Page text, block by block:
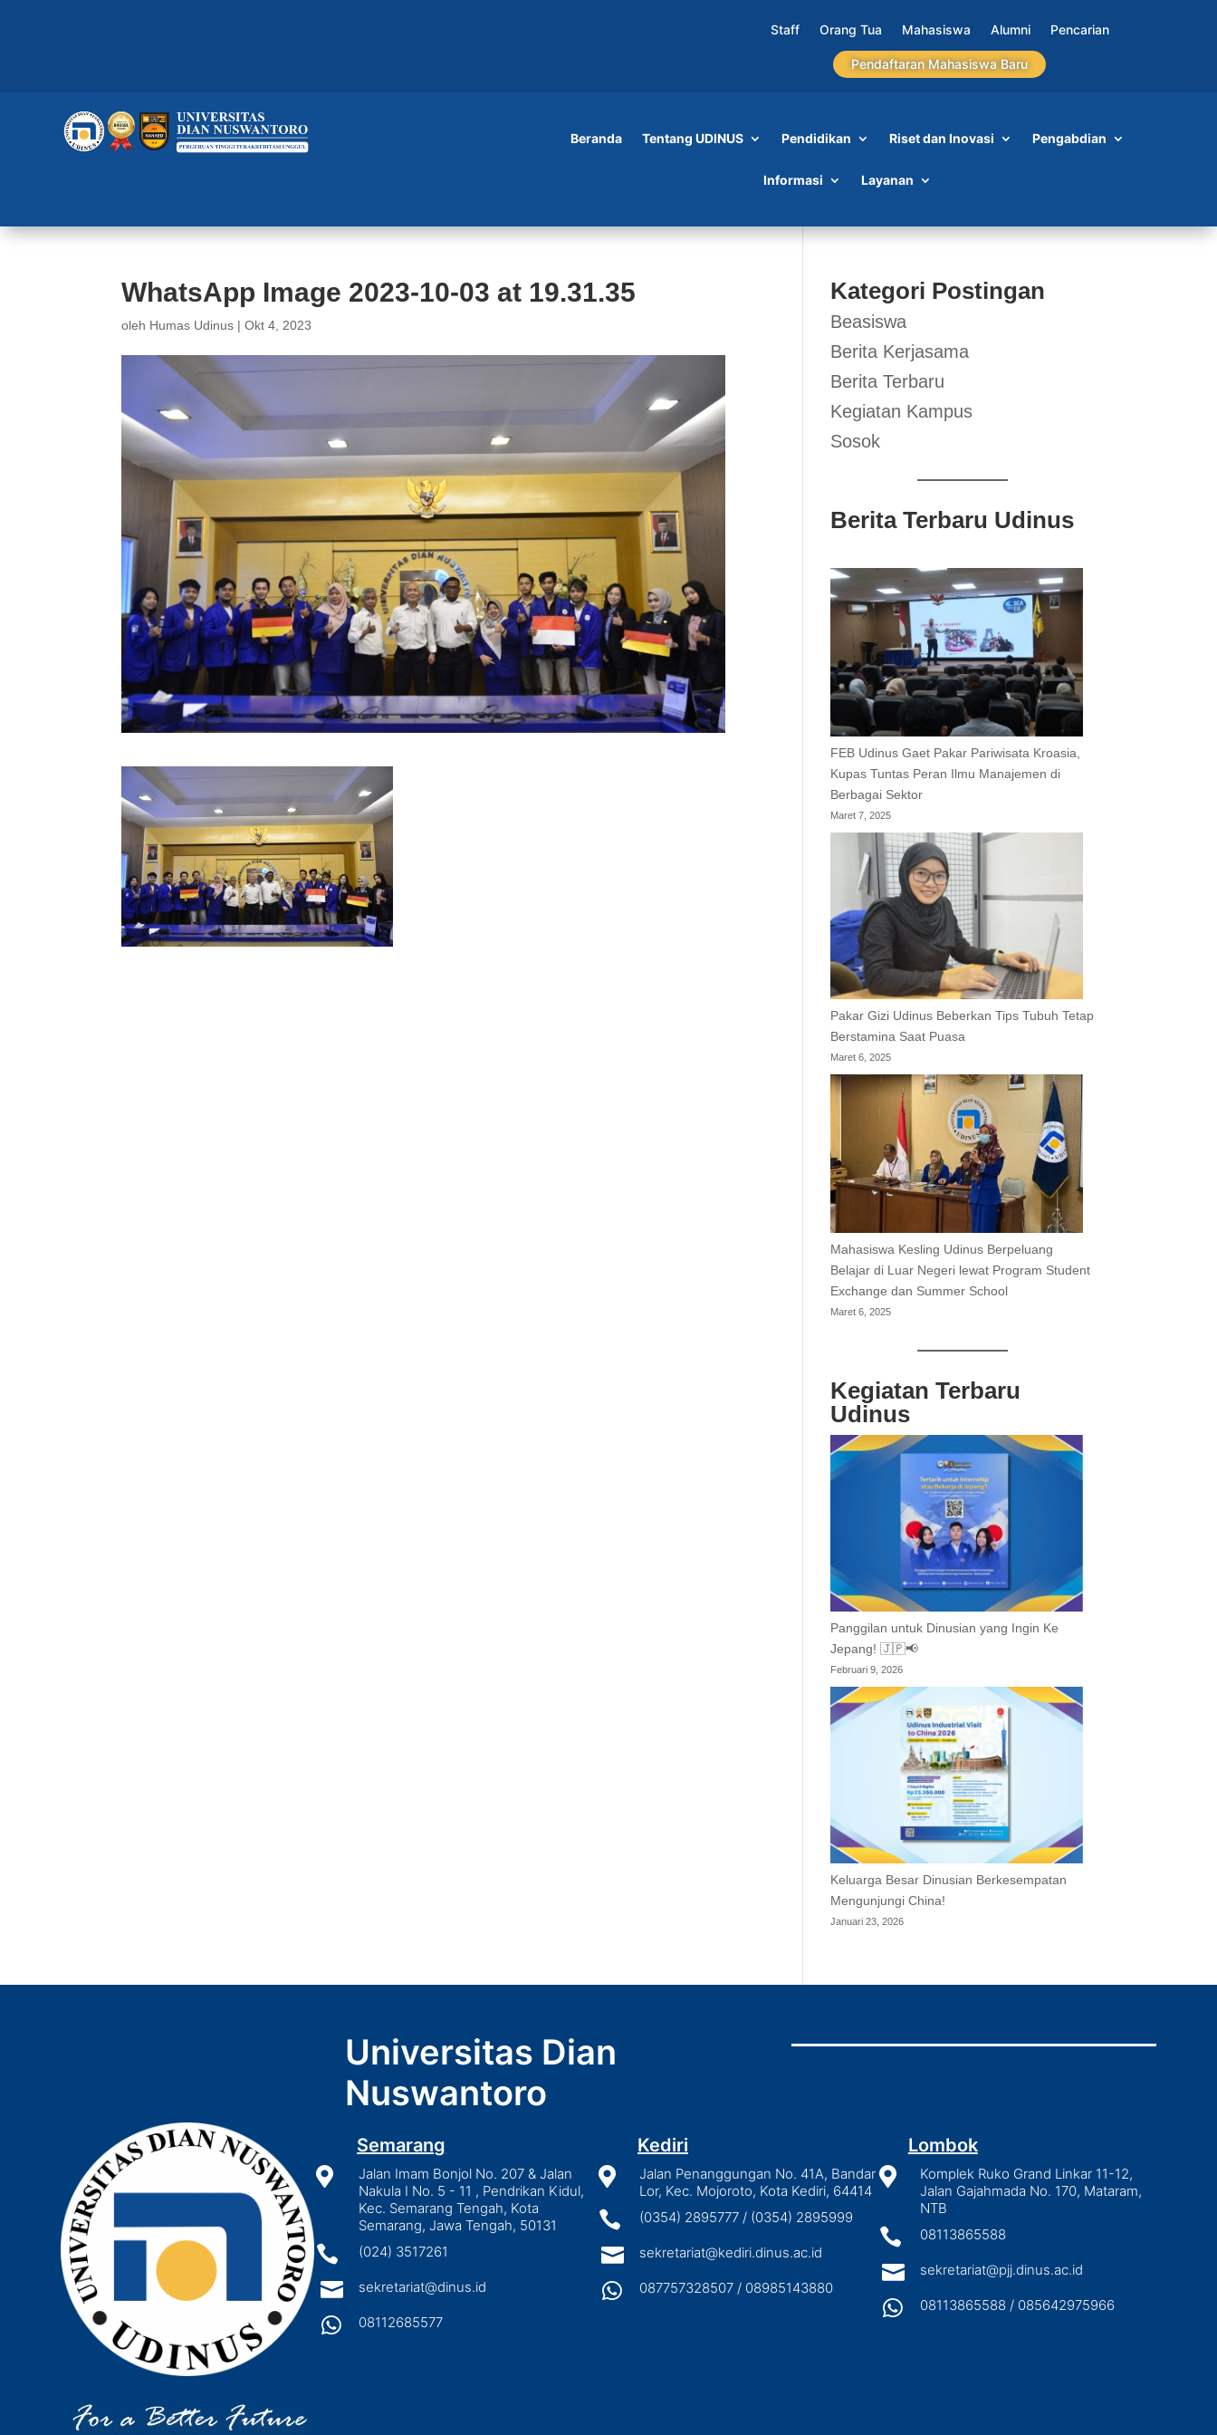
Staff Orang Tua Mahasiswa Alumni Pencarian
Pendaftaran Mahasiswa Baru
Beranda Tentang UDINUS Pendidikan Riset dan Inovasi Pengabdian
Informasi Layanan
WhatsApp Image 2023-10-03 at 19.31.35
oleh Humas Udinus |Okt 4, 2023
Kategori Postingan
Beasiswa
Berita Kerjasama
Berita Terbaru
Kegiatan Kampus
Sosok
Berita Terbaru Udinus
FEB Udinus Gaet Pakar Pariwisata Kroasia,
Kupas Tuntas Peran Ilmu Manajemen di
Berbagai Sektor
Maret 7, 2025
Pakar Gizi Udinus Beberkan Tips Tubuh Tetap
Berstamina Saat Puasa
Maret 6, 2025
Mahasiswa Kesling Udinus Berpeluang
Belajar di Luar Negeri lewat Program Student
Exchange dan Summer School
Maret 6, 2025
Kegiatan Terbaru
Udinus
Panggilan untuk Dinusian yang Ingin Ke
Jepang! 🇯🇵📢
Februari 9, 2026
Keluarga Besar Dinusian Berkesempatan
Mengunjungi China!
Januari 23, 2026
Universitas Dian
Nuswantoro
Semarang

Jalan Imam Bonjol No. 207 & Jalan
Nakula I No. 5 - 11 , Pendrikan Kidul,
Kec. Semarang Tengah, Kota
Semarang, Jawa Tengah, 50131
 (024) 3517261
 sekretariat@dinus.id
 08112685577
Kediri

Jalan Penanggungan No. 41A, Bandar
Lor, Kec. Mojoroto, Kota Kediri, 64414
 (0354) 2895777 / (0354) 2895999
 sekretariat@kediri.dinus.ac.id
 087757328507 / 08985143880
Lombok

Komplek Ruko Grand Linkar 11-12,
Jalan Gajahmada No. 170, Mataram,
NTB
 08113865588
 sekretariat@pjj.dinus.ac.id
 08113865588 / 085642975966